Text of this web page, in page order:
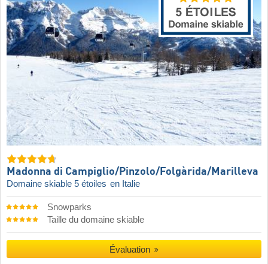
Madonna di Campiglio/​Pinzolo/​Folgàrida/​Marilleva
Domaine skiable 5 étoiles en Italie
Snowparks
Taille du domaine skiable
Évaluation